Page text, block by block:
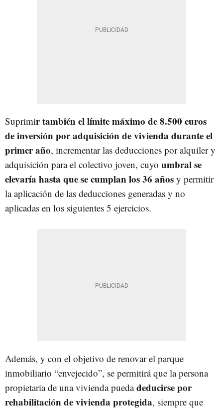
Suprimir también el límite máximo de 8.500 euros
de inversión por adquisición de vivienda durante el
primer año, incrementar las deducciones por alquiler y
adquisición para el colectivo joven, cuyo umbral se
elevaría hasta que se cumplan los 36 años y permitir
la aplicación de las deducciones generadas y no
aplicadas en los siguientes 5 ejercicios.
Además, y con el objetivo de renovar el parque
inmobiliario “envejecido”, se permitirá que la persona
propietaria de una vivienda puedadeducirse por
rehabilitación de vivienda protegida, siempre que